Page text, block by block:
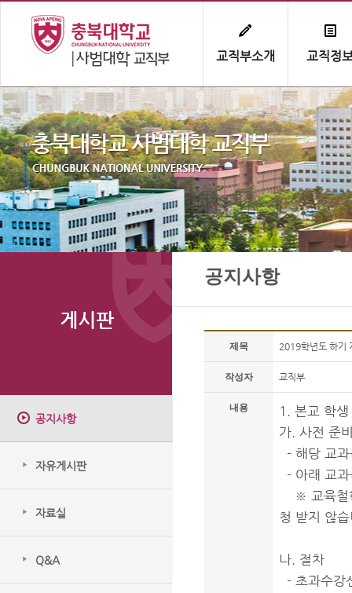
교직부소개 교직정
게시판
공지사항
자유게시판
자료실
Q&A
공지사항
제목 2019학년도 하기
작성자 교직부
내용
1. 본교 학생
가. 사전 준
- 해당 교
- 아래 교
※ 교육철
청 받지 않
나. 절차
- 초과수강